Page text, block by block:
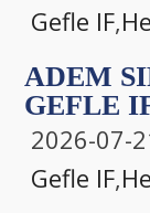
Gefle IF,
ADEM
GEFLE
2026-07-
Gefle IF,